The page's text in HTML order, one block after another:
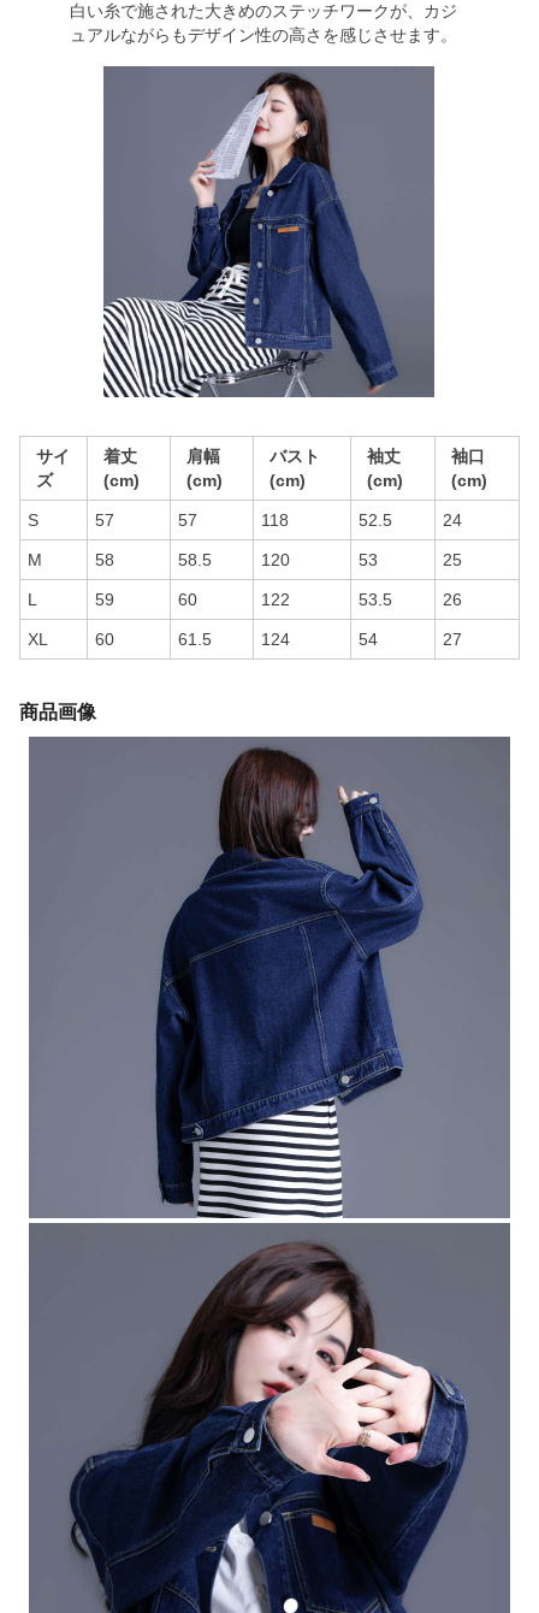
白い糸で施された大きめのステッチワークが、カジ
ュアルながらもデザイン性の高さを感じさせます。
サイ
ズ
着丈
(cm)
肩幅
(cm)
バスト
(cm)
袖丈
(cm)
袖口
(cm)
S 57 57 118 52.5 24
M 58 58.5 120 53 25
L 59 60 122 53.5 26
XL 60 61.5 124 54 27
商品画像